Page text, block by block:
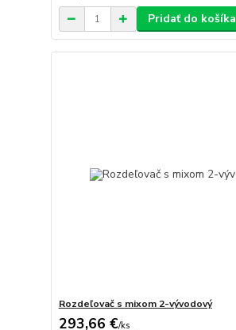
Pridať do košíka
Rozdeľovač s mixom 2-vývodový
293,66 €/ks